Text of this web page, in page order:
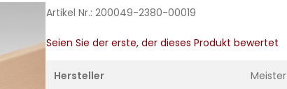
Artikel Nr.: 200049-2380-00019
Seien Sie der erste, der dieses Produkt bewertet
Hersteller Meister